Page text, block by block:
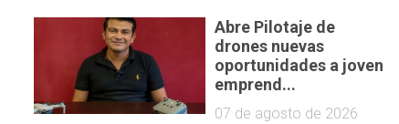
Abre Pilotaje de
drones nuevas
oportunidades a joven
emprend...
07 de agosto de 2026